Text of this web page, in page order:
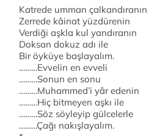
Katrede umman çalkandıranın
Zerrede kâinat yüzdürenin
Verdiği aşkla kul yandıranın
Doksan dokuz adı ile
Bir öyküye başlayalım.
………Evvelin en evveli
………Sonun en sonu
………Muhammed’i yâr edenin
………Hiç bitmeyen aşkı ile
………Söz söyleyip gülcelerle
………Çağı nakışlayalım.